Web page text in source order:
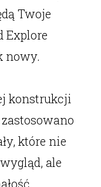
Twoje
Explore
nowy.
konstrukcji
które nie
ale